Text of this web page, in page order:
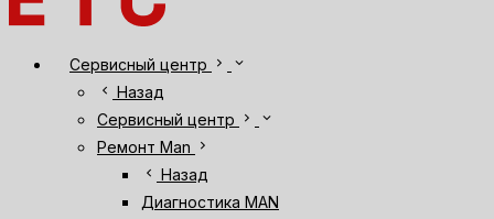
Сервисный центр chevron_right
expand_more
chevron_left Назад
Сервисный центр
chevron_right expand_more
Ремонт Man
chevron_right
chevron_left Назад
Диагностика MAN